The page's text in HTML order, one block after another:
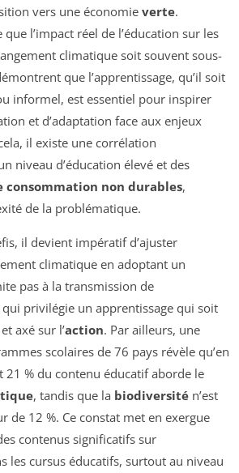
vers une économie verte.
l’impact réel de l’éducation sur les
climatique soit souvent sous-
que l’apprentissage, qu’il soit
informel, est essentiel pour inspirer
et d’adaptation face aux enjeux
il existe une corrélation
niveau d’éducation élevé et des
consommation non durables,
de la problématique.
il devient impératif d’ajuster
climatique en adoptant un
pas à la transmission de
qui privilégie un apprentissage qui soit
et axé sur l’action. Par ailleurs, une
scolaires de 76 pays révèle qu’en
21 % du contenu éducatif aborde le
, tandis que la biodiversité n’est
de 12 %. Ce constat met en exergue
contenus significatifs sur
les cursus éducatifs, surtout au niveau